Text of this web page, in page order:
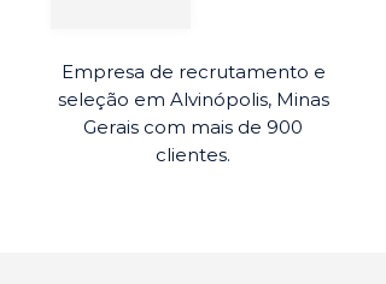
Empresa de recrutamento e
seleção em Alvinópolis, Minas
Gerais com mais de 900
clientes.